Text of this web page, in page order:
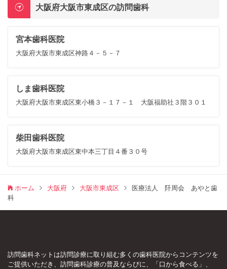
大阪府大阪市東成区の訪問歯科
宮本歯科医院
大阪府大阪市東成区神路４－５－７
しま歯科医院
大阪府大阪市東成区東小橋３－１７－１ 大阪福助社３階３０１
柴田歯科医院
大阪府大阪市東成区東中本三丁目４番３０号
ホーム 大阪府 大阪市東成区
医療法人 阡周会 あやと歯
科
訪問歯科ネットは訪問診療に取り組む多くの歯科医院からコンテンツを
ご提供いただき、訪問歯科診療の普及ならびに、「口から食べる」、